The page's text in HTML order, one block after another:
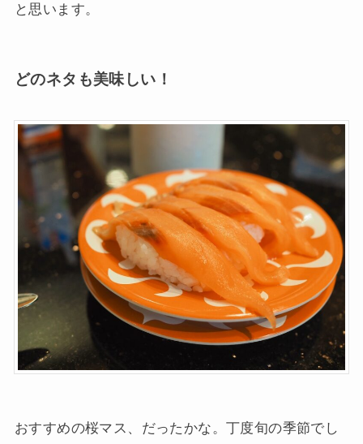
と思います。
どのネタも美味しい！
おすすめの桜マス、だったかな。丁度旬の季節でし